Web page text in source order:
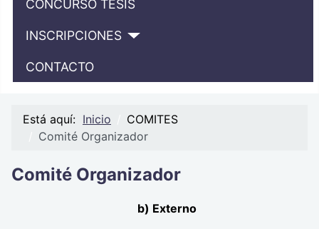
CONCURSO TESIS
INSCRIPCIONES
CONTACTO
Está aquí: Inicio
COMITES
Comité Organizador
Comité Organizador
b) Externo